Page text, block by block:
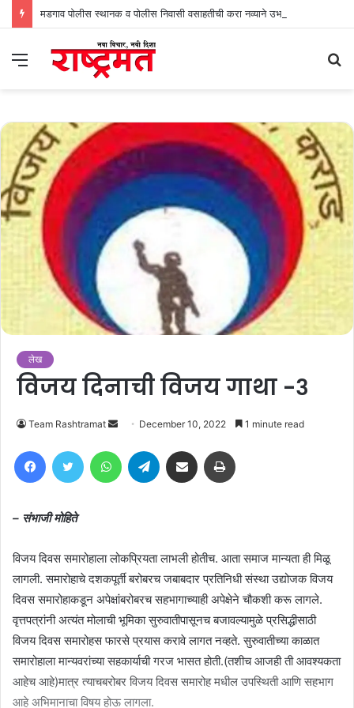
Menu
लेख
विजय दिनाची विजय गाथा -३
Team Rashtramat
Send
email
December 10, 2022 1 minute read
FacebookTwitter WhatsAppTelegram Share via Email
– संभाजी मोहिते
विजय दिवस समारोहाला लोकप्रियता लाभली होतीच. आता समाज मान्यता ही मिळू
लागली. समारोहाचे दशकपूर्ती बरोबरच जबाबदार प्रतिनिधी संस्था उद्योजक विजय
दिवस समारोहाकडून अपेक्षांबरोबरच सहभागाच्याही अपेक्षेने चौकशी करू लागले.
वृत्तपत्रांनी अत्यंत मोलाची भूमिका सुरुवातीपासूनच बजावल्यामुळे प्रसिद्धीसाठी
विजय दिवस समारोहस फारसे प्रयास करावे लागत नव्हते. सुरुवातीच्या काळात
समारोहाला मान्यवरांच्या सहकार्याची गरज भासत होती.(तशीच आजही ती आवश्यकता
आहेच आहे)मात्र त्याचबरोबर विजय दिवस समारोह मधील उपस्थिती आणि सहभाग
आहे अभिमानाचा विषय होऊ लागला.